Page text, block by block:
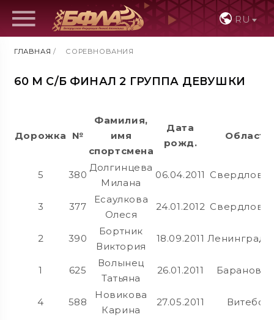
RU
ГЛАВНАЯ / СОРЕВНОВАНИЯ
60 М С/Б ФИНАЛ 2 ГРУППА ДЕВУШКИ
Дорожка №
Фамилия,
имя
спортсмена
Дата
рожд.
Область
5 380
Долгинцева
Милана
06.04.2011
3 377
Есаулкова
Олеся
24.01.2012
2 390
Бортник
Виктория
18.09.2011
1 625
Волынец
Татьяна
26.01.2011
4 588
Новикова
Карина
27.05.2011 Витебск